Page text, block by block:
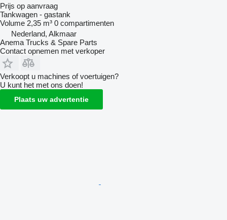
Prijs op aanvraag
Tankwagen - gastank
Volume 2,35 m³ 0 compartimenten
Nederland, Alkmaar
Anema Trucks & Spare Parts
Contact opnemen met verkoper
Verkoopt u machines of voertuigen?
U kunt het met ons doen!
Plaats uw advertentie